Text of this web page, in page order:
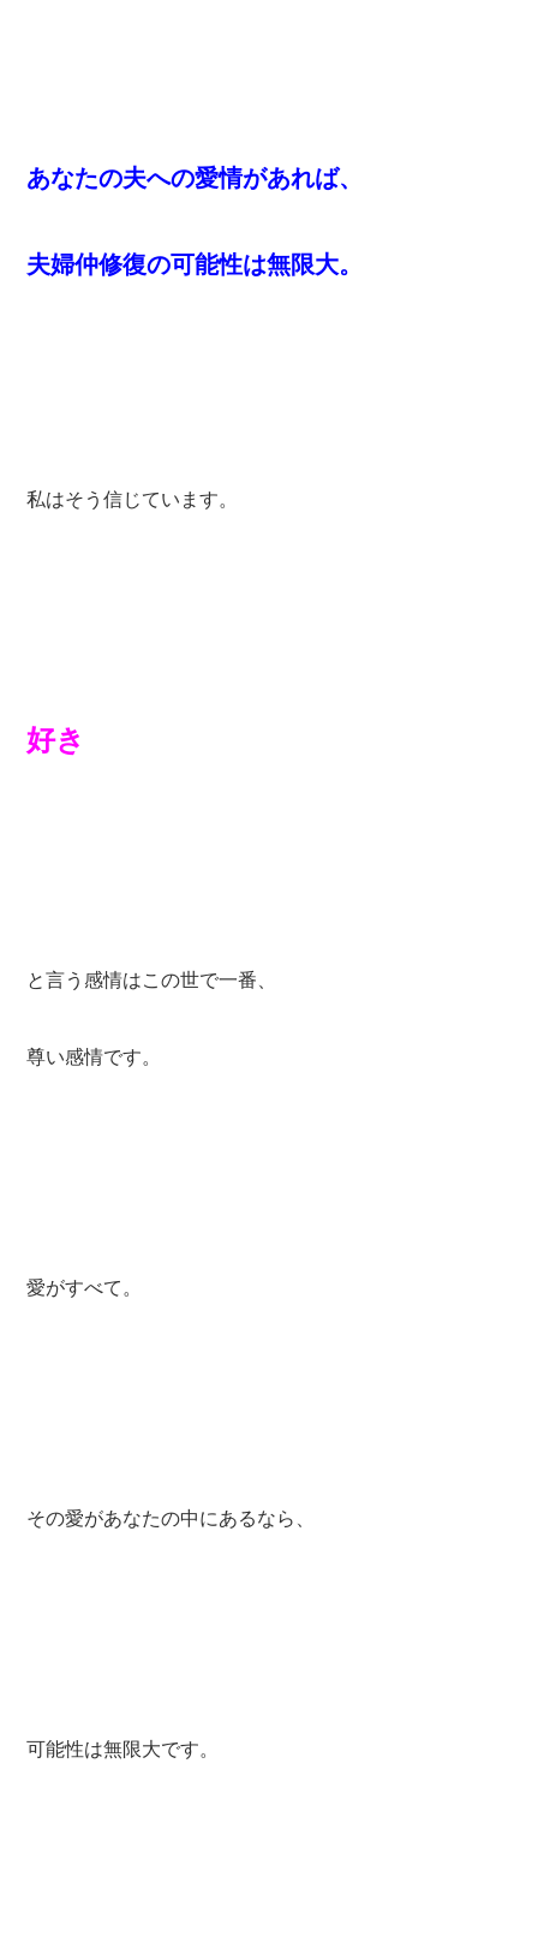
あなたの夫への愛情があれば、
夫婦仲修復の可能性は無限大。
私はそう信じています。
好き
と言う感情はこの世で一番、
尊い感情です。
愛がすべて。
その愛があなたの中にあるなら、
可能性は無限大です。